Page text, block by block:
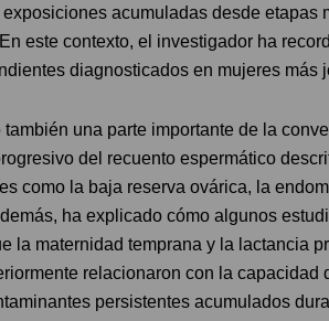
acumuladas desde etapas
este contexto, el investigador ha
diagnosticados en mujeres más
una parte importante de la
del recuento espermático
como la baja reserva ovárica, la
ha explicado cómo algunos
la maternidad temprana y la lactancia
relacionaron con la capacidad
persistentes acumulados